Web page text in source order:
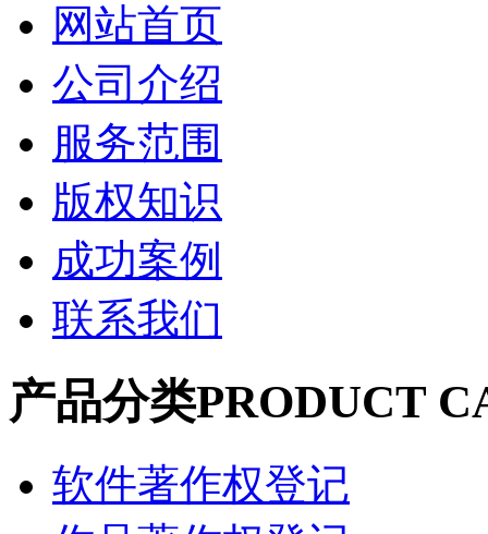
网站首页
公司介绍
服务范围
版权知识
成功案例
联系我们
产品分类PRODUCT
软件著作权登记